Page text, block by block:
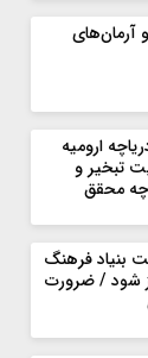
آرمان‌های
ارومیه
تبخیر و
محقق
بنیاد فرهنگ
شود / ضرورت